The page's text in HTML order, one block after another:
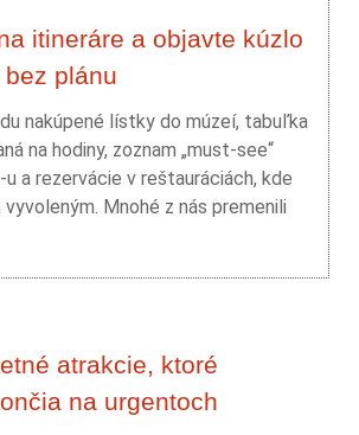
itineráre a objavte kúzlo
plánu
nakúpené lístky do múzeí, tabuľka
na hodiny, zoznam „must-see“
a rezervácie v reštauráciách, kde
Mnohé z nás premenili
atrakcie, ktoré
na urgentoch